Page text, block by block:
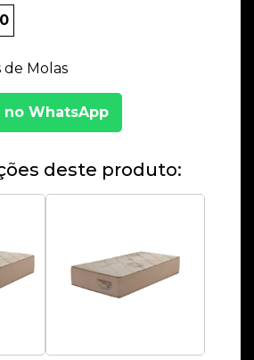
de Molas
WhatsApp
deste produto: